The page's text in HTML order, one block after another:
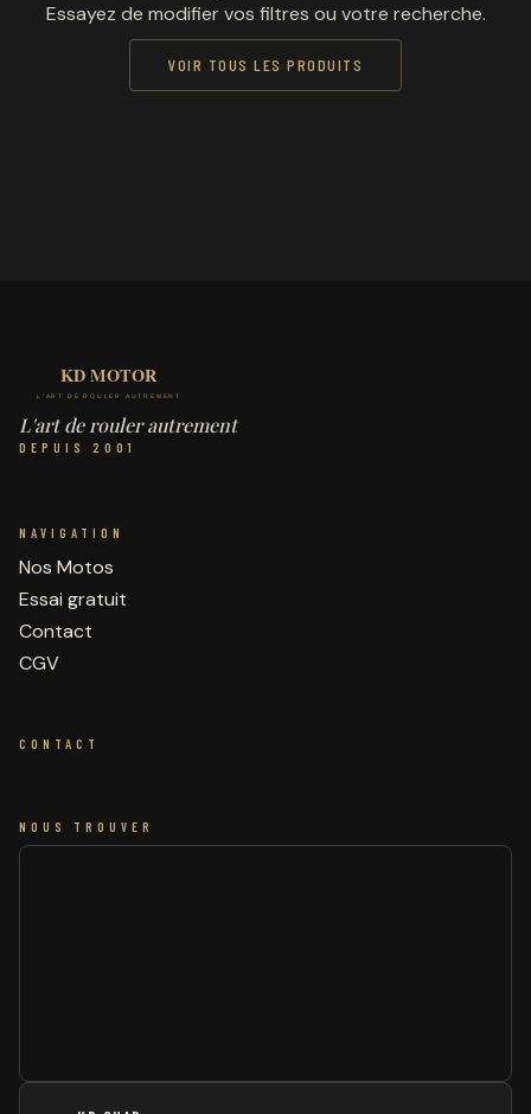
Essayez de modifier vos filtres ou votre recherche.
VOIR TOUS LES PRODUITS
L'art de rouler autrement
DEPUIS 2001
NAVIGATION
Nos Motos
Essai gratuit
Contact
CGV
CONTACT
NOUS TROUVER